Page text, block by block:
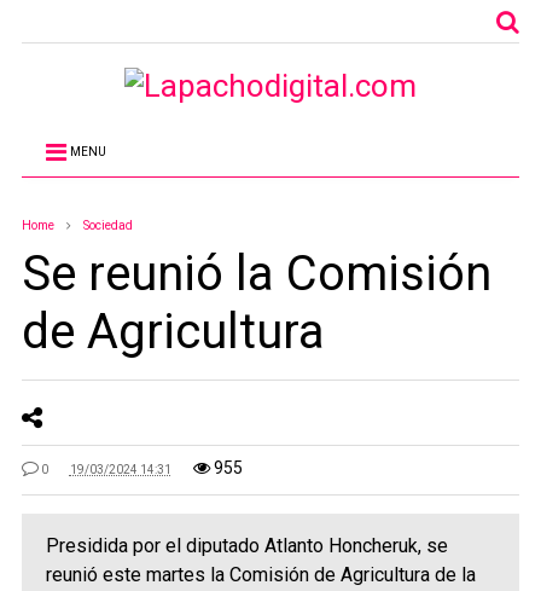
MENU
Home Sociedad
Se reunió la Comisión
de Agricultura
0 19/03/2024 14:31 955
Presidida por el diputado Atlanto Honcheruk, se
reunió este martes la Comisión de Agricultura de la